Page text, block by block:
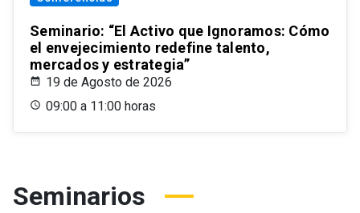
Seminario: “El Activo que Ignoramos: Cómo
el envejecimiento redefine talento,
mercados y estrategia”
19 de Agosto de 2026
09:00 a 11:00 horas
Seminarios